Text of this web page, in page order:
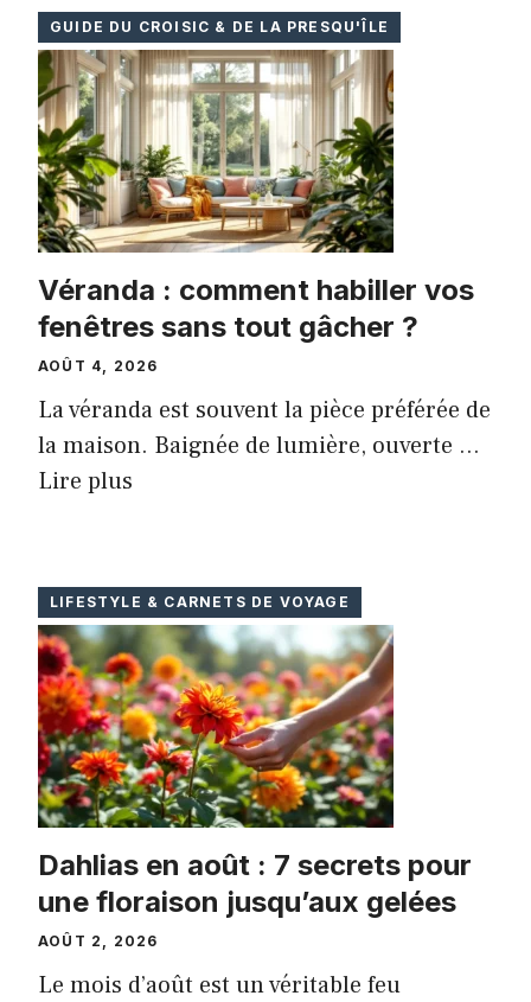
GUIDE DU CROISIC & DE LA PRESQU'ÎLE
Véranda : comment habiller vos
fenêtres sans tout gâcher ?
AOÛT 4, 2026
La véranda est souvent la pièce préférée de
la maison. Baignée de lumière, ouverte ...
Lire plus
LIFESTYLE & CARNETS DE VOYAGE
Dahlias en août : 7 secrets pour
une floraison jusqu’aux gelées
AOÛT 2, 2026
Le mois d’août est un véritable feu